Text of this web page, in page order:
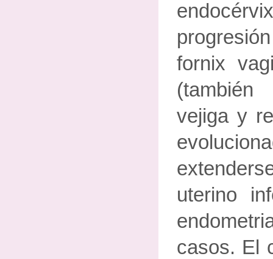
fornix
vejiga y
uterino
casos. El